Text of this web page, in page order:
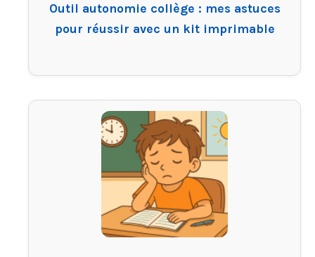
Outil autonomie collège : mes astuces
pour réussir avec un kit imprimable